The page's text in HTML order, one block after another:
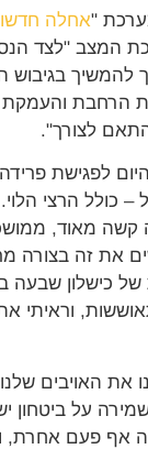
"אחלה חדשות"
"לצד הנסיון
בגיבוש
והעמקת
לצורך".
פרידה עם
הרצי הלוי.
ממושכת
זה בצורה
שבעה
וראיתי את
האויבים שלנו
על ביטחון
פעם אחרת,